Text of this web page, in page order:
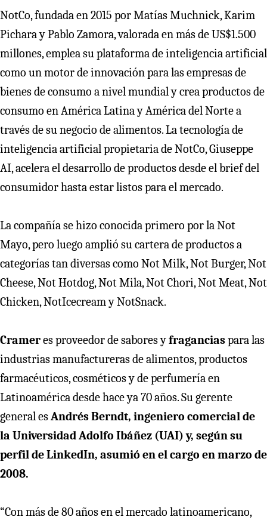
NotCo, fundada en 2015 por Matías Muchnick, Karim
Pichara y Pablo Zamora, valorada en más de US$1.500
millones, emplea su plataforma de inteligencia artificial
como un motor de innovación para las empresas de
bienes de consumo a nivel mundial y crea productos de
consumo en América Latina y América del Norte a
través de su negocio de alimentos. La tecnología de
inteligencia artificial propietaria de NotCo, Giuseppe
AI, acelera el desarrollo de productos desde el brief del
consumidor hasta estar listos para el mercado.
La compañía se hizo conocida primero por la Not
Mayo, pero luego amplió su cartera de productos a
categorías tan diversas como Not Milk, Not Burger, Not
Cheese, Not Hotdog, Not Mila, Not Chori, Not Meat, Not
Chicken, NotIcecream y NotSnack.
Crameres proveedor de sabores yfraganciaspara las
industrias manufactureras de alimentos, productos
farmacéuticos, cosméticos y de perfumería en
Latinoamérica desde hace ya 70 años. Su gerente
general esAndrés Berndt, ingeniero comercial de
la Universidad Adolfo Ibáñez (UAI) y, según su
perfil de LinkedIn, asumió en el cargo en marzo de
2008.
“Con más de 80 años en el mercado latinoamericano,